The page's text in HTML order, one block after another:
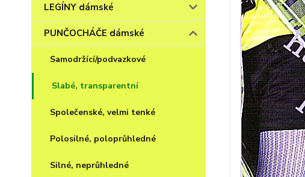
LEGÍNY dámské
PUNČOCHÁČE dámské
Samodržící/podvazkové
Slabé, transparentní
Společenské, velmi tenké
Polosilné, poloprůhledné
Silné, neprůhledné